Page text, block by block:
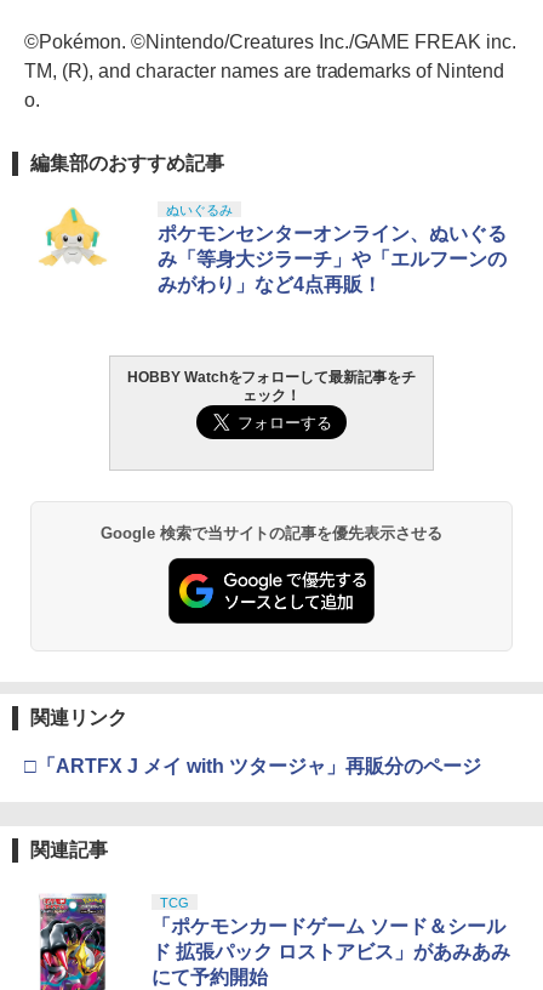
©Pokémon. ©Nintendo/Creatures Inc./GAME FREAK inc.
TM, (R), and character names are trademarks of Nintend
o.
編集部のおすすめ記事
ぬいぐるみ
ポケモンセンターオンライン、ぬいぐる
み「等身大ジラーチ」や「エルフーンの
みがわり」など4点再販！
HOBBY Watchをフォローして最新記事をチ
ェック！
Google 検索で当サイトの記事を優先表示させる
関連リンク
□「ARTFX J メイ with ツタージャ」再販分のページ
関連記事
TCG
「ポケモンカードゲーム ソード＆シール
ド 拡張パック ロストアビス」があみあみ
にて予約開始